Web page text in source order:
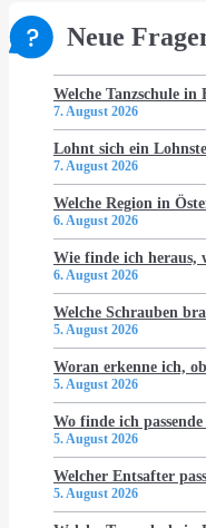
Neue
Welche Tanzschule in
7. August 2026
Lohnt sich ein
7. August 2026
Welche Region in
6. August 2026
Wie finde ich heraus,
6. August 2026
Welche Schrauben
5. August 2026
Woran erkenne ich,
5. August 2026
Wo finde ich
5. August 2026
Welcher Entsafter
5. August 2026